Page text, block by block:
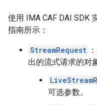
使用 IMA CAF DAI SDK
指南所示：
StreamRequest
出的流式请求的对
可选参数。